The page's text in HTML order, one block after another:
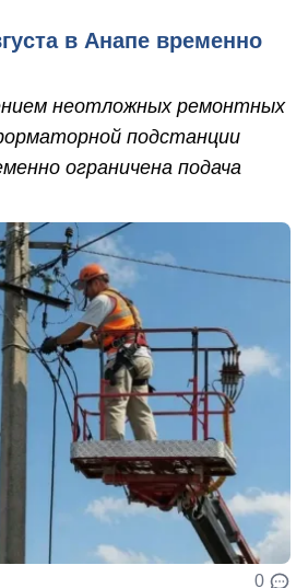
в Анапе временно
неотложных ремонтных
подстанции
ограничена подача
0